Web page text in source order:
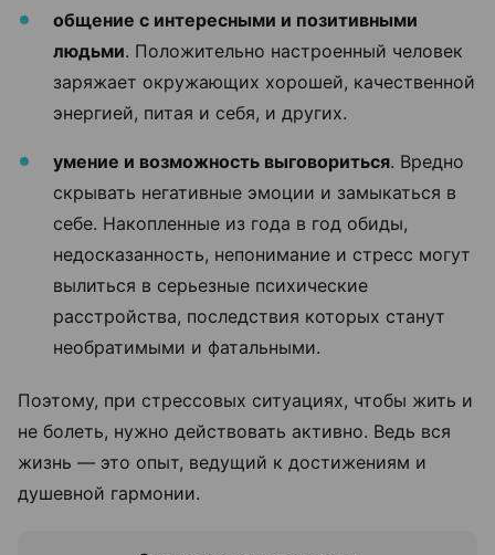
общение с интересными и позитивными
людьми. Положительно настроенный человек
заряжает окружающих хорошей, качественной
энергией, питая и себя, и других.
умение и возможность выговориться. Вредно
скрывать негативные эмоции и замыкаться в
себе. Накопленные из года в год обиды,
недосказанность, непонимание и стресс могут
вылиться в серьезные психические
расстройства, последствия которых станут
необратимыми и фатальными.
Поэтому, при стрессовых ситуациях, чтобы жить и
не болеть, нужно действовать активно. Ведь вся
жизнь — это опыт, ведущий к достижениям и
душевной гармонии.